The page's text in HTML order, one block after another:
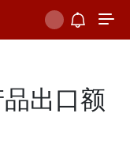
出口额